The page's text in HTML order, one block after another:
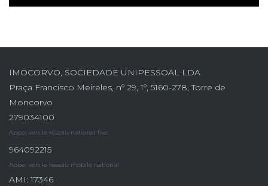
IMOCORVO, SOCIEDADE UNIPESSOAL LDA
Praça Francisco Meireles, nº 29, 1º, 5160-278, Torre de
Moncorvo
279034100
Appel vers le réseau national fixe
964092215
Appel vers le réseau mobile national
AMI: 17346